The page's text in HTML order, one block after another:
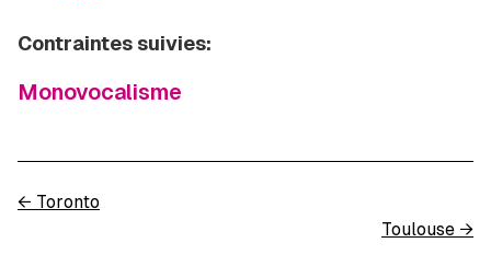
Contraintes suivies:
Monovocalisme
← Toronto
Toulouse →